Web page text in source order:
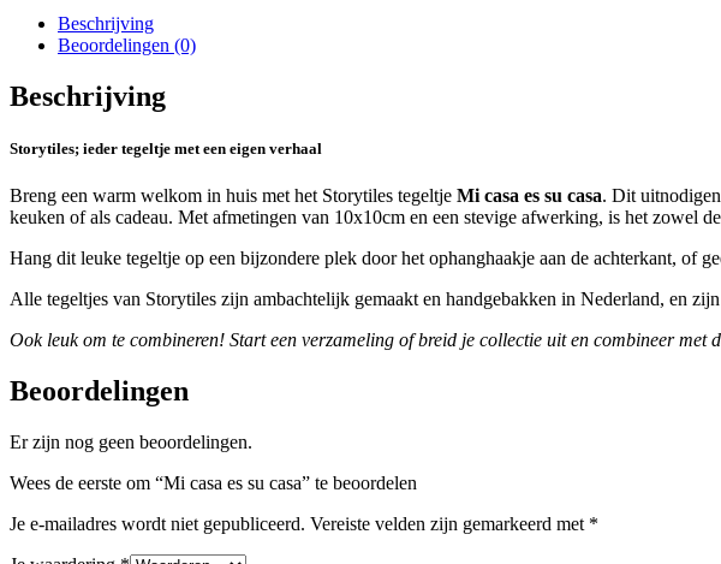
Beschrijving
Beoordelingen (0)
Beschrijving
Storytiles; ieder tegeltje met een eigen verhaal
Breng een warm welkom in huis met het Storytiles tegeltje Mi casa es su casa. Dit
keuken of als cadeau. Met afmetingen van 10x10cm en een stevige afwerking, is het zowel
Hang dit leuke tegeltje op een bijzondere plek door het ophanghaakje aan de achterkant, of
Alle tegeltjes van Storytiles zijn ambachtelijk gemaakt en handgebakken in Nederland, en
Ook leuk om te combineren! Start een verzameling of breid je collectie uit en combineer
Beoordelingen
Er zijn nog geen beoordelingen.
Wees de eerste om “Mi casa es su casa” te beoordelen
Je e-mailadres wordt niet gepubliceerd. Vereiste velden zijn gemarkeerd met *